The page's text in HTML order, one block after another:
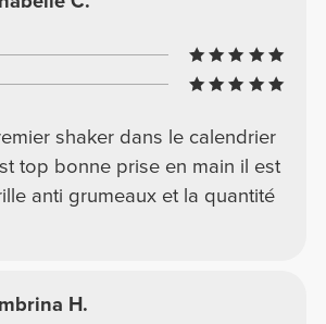
shaker dans le calendrier
top bonne prise en main il est
anti grumeaux et la quantité
H.